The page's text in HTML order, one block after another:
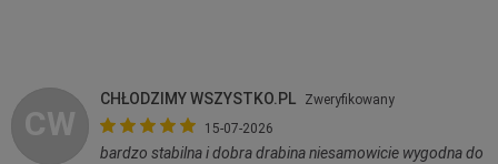
CW
CHŁODZIMY WSZYSTKO.PL
Zweryfikowany
15-07-2026
bardzo stabilna i dobra drabina niesamowicie wygodna do